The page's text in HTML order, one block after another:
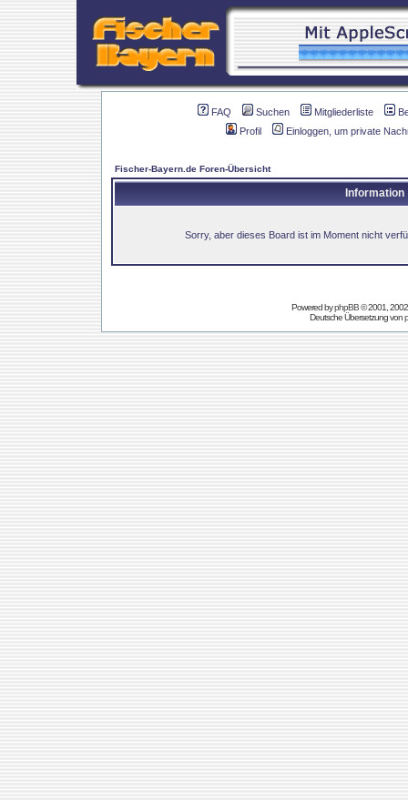
FAQ Suchen Mitgliederliste
Profil
Einloggen, um private
Fischer-Bayern.de Foren-Übersicht
Information
Sorry, aber dieses Board ist im Moment nicht
Powered byphpBB© 2001,
Deutsche Übersetzung von